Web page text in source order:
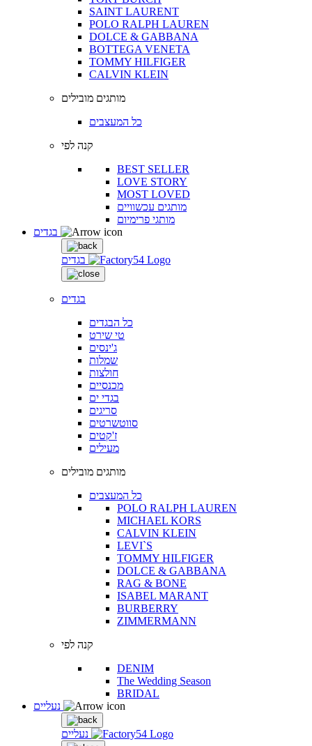
SAINT LAURENT
POLO RALPH LAUREN
DOLCE & GABBANA
BOTTEGA VENETA
TOMMY HILFIGER
CALVIN KLEIN
מותגים מובילים
כל המעצבים
קנה לפי
BEST SELLER
LOVE STORY
MOST LOVED
מותגים עכשוויים
מותגי פרימיום
בגדים
בגדים
כל הבגדים
טי שירט
ג'ינסים
שמלות
חולצות
מכנסיים
בגדי ים
סריגים
סווטשרטים
ז'קטים
מעילים
מותגים מובילים
כל המעצבים
POLO RALPH LAUREN
MICHAEL KORS
CALVIN KLEIN
LEVI`S
TOMMY HILFIGER
DOLCE & GABBANA
RAG & BONE
ISABEL MARANT
BURBERRY
ZIMMERMANN
קנה לפי
DENIM
The Wedding Season
BRIDAL
נעליים